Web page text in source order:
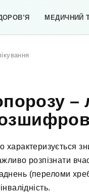
МЕДИЧНИЙ
–
розпізнати
(переломи